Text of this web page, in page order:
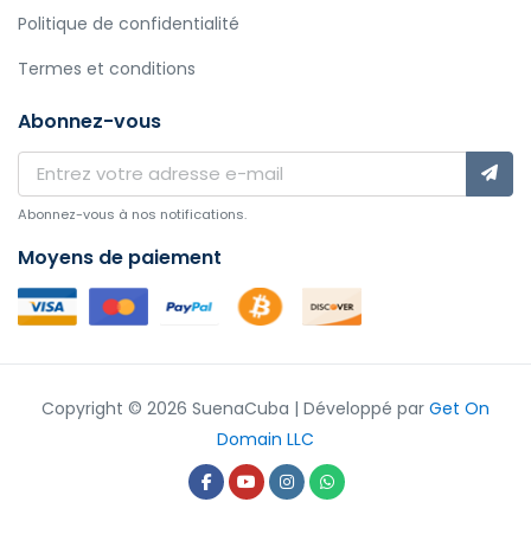
Politique de confidentialité
Termes et conditions
Abonnez-vous
Abonnez-vous à nos notifications.
Moyens de paiement
Copyright © 2026 SuenaCuba | Développé par Get On
Domain LLC